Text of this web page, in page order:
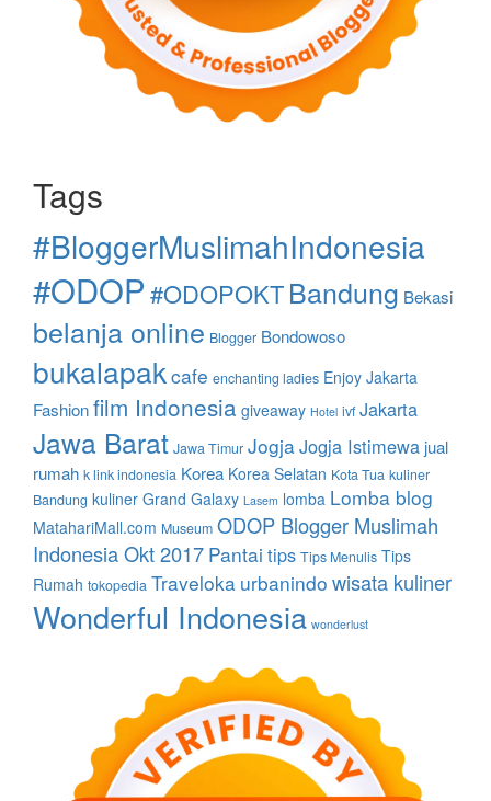
Tags
#BloggerMuslimahIndonesia
#ODOP#ODOPOKTBandung Bekasi
belanja online Blogger Bondowoso
bukalapakcafe enchanting ladies Enjoy Jakarta
Fashionfilm Indonesia giveaway Hotel ivf Jakarta
Jawa Barat Jawa Timur JogjaJogja Istimewa jual
rumah k link indonesia Korea Korea Selatan Kota Tua kuliner
Bandung kuliner Grand Galaxy Lasem lomba Lomba blog
MatahariMall.com Museum ODOP Blogger Muslimah
Indonesia Okt 2017 Pantai tips Tips Menulis Tips
Rumah tokopedia Traveloka urbanindo wisata kuliner
Wonderful Indonesia wonderlust